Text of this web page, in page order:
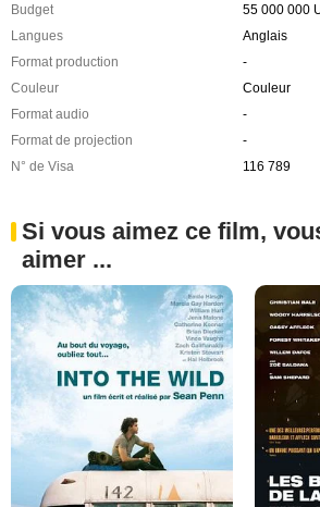
Budget
55 000 000
Langues
Anglais
Format production
-
Couleur
Couleur
Format audio
-
Format de projection
-
N° de Visa
116 789
Si vous aimez ce film,
aimer ...